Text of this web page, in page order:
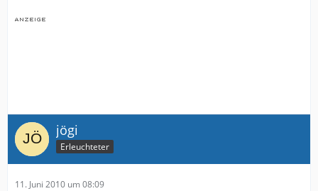
jögi
Erleuchteter
11. Juni 2010 um 08:09